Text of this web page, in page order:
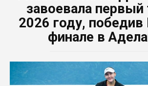
завоевала первый
2026 году,
финале в